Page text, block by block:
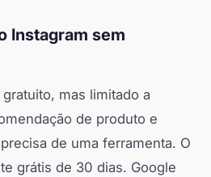
Instagram sem
mas limitado a
de produto e
de uma ferramenta. O
grátis de 30 dias. Google